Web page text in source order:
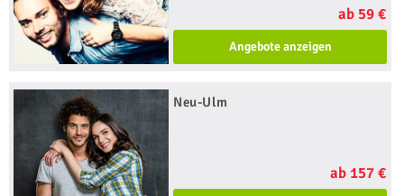
ab 59 €
Angebote anzeigen
Neu-Ulm
ab 157 €